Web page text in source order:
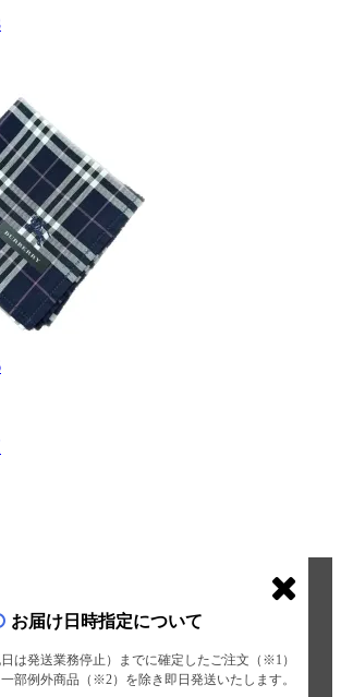
お届け日時指定について
は発送業務停止）までに確定したご注文（※1）
部例外商品（※2）を除き即日発送いたします。